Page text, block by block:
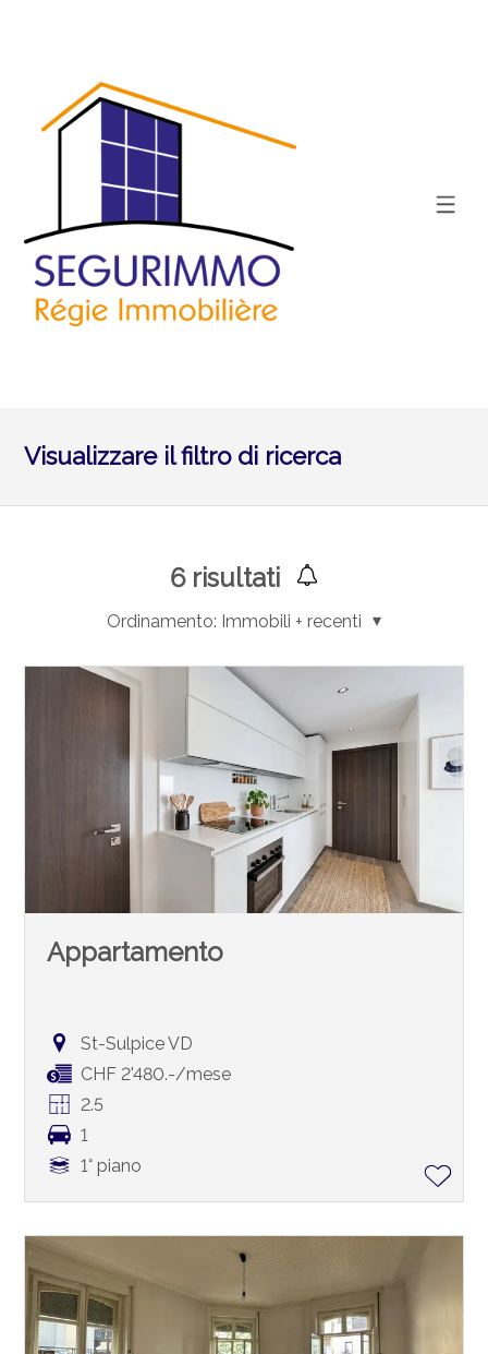
Visualizzare il filtro di ricerca
6risultati
Ordinamento: Immobili + recenti
Appartamento
St-Sulpice VD
CHF 2'480.-/mese
2.5
1
1° piano